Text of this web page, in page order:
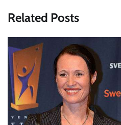
Related Posts